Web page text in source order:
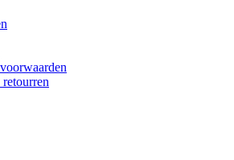
retourren